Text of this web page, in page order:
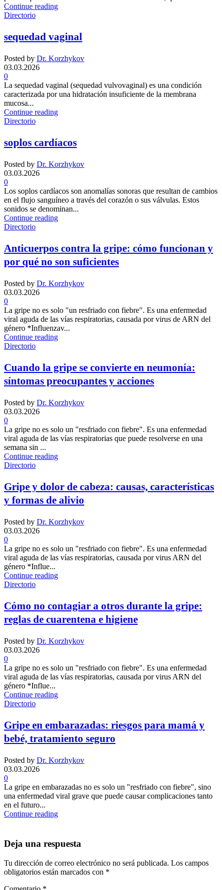
Continue reading
Directorio
sequedad vaginal
Posted by Dr. Korzhykov
03.03.2026
0
La sequedad vaginal (sequedad vulvovaginal) es una condición
caracterizada por una hidratación insuficiente de la membrana
mucosa...
Continue reading
Directorio
soplos cardíacos
Posted by Dr. Korzhykov
03.03.2026
0
Los soplos cardíacos son anomalías sonoras que resultan de cambios
en el flujo sanguíneo a través del corazón o sus válvulas. Estos
sonidos se denominan...
Continue reading
Directorio
Anticuerpos contra la gripe: cómo funcionan y
por qué no son suficientes
Posted by Dr. Korzhykov
03.03.2026
0
La gripe no es solo "un resfriado con fiebre". Es una enfermedad
viral aguda de las vías respiratorias, causada por virus de ARN del
género *Influenzav...
Continue reading
Directorio
Cuando la gripe se convierte en neumonía:
síntomas preocupantes y acciones
Posted by Dr. Korzhykov
03.03.2026
0
La gripe no es solo un "resfriado con fiebre". Es una enfermedad
viral aguda de las vías respiratorias que puede resolverse en una
semana sin ...
Continue reading
Directorio
Gripe y dolor de cabeza: causas, características
y formas de alivio
Posted by Dr. Korzhykov
03.03.2026
0
La gripe no es solo un "resfriado con fiebre". Es una enfermedad
viral aguda de las vías respiratorias, causada por virus ARN del
género *Influe...
Continue reading
Directorio
Cómo no contagiar a otros durante la gripe:
reglas de cuarentena e higiene
Posted by Dr. Korzhykov
03.03.2026
0
La gripe no es solo un "resfriado con fiebre". Es una enfermedad
viral aguda de las vías respiratorias, causada por virus ARN del
género *Influe...
Continue reading
Directorio
Gripe en embarazadas: riesgos para mamá y
bebé, tratamiento seguro
Posted by Dr. Korzhykov
03.03.2026
0
La gripe en embarazadas no es solo un "resfriado con fiebre", sino
una enfermedad viral grave que puede causar complicaciones tanto
en el futuro...
Continue reading
Deja una respuesta
Tu dirección de correo electrónico no será publicada. Los campos
obligatorios están marcados con *